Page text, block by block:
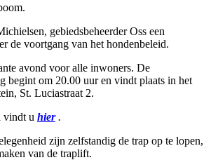
gebiedsbeheerder Oss een
de voortgang van het hondenbeleid.
avond voor alle inwoners. De
begint om 20.00 uur en vindt plaats in het
St. Luciastraat 2.
vindt u hier.
zijn zelfstandig de trap op te lopen,
van de traplift.